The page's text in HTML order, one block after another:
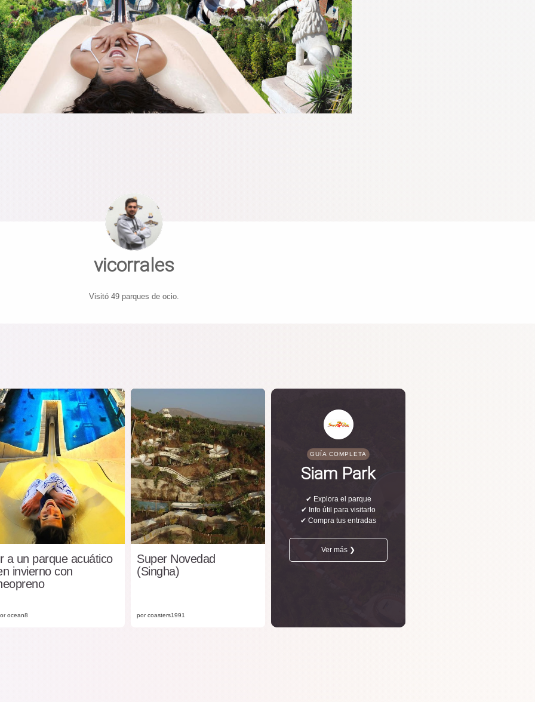
vicorrales
Visitó 49 parques de ocio.
a un parque acuático
invierno con
ocean8
Super Novedad
(Singha)
por coasters1991
GUÍA COMPLETA
Siam Park
✔ Explora el parque
✔ Info útil para visitarlo
✔ Compra tus entradas
Ver más ❯